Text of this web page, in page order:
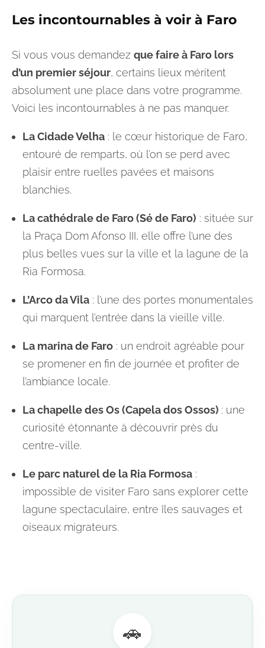
Les incontournables à voir à Faro
Si vous vous demandez que faire à Faro lors
d’un premier séjour, certains lieux méritent
absolument une place dans votre programme.
Voici les incontournables à ne pas manquer.
La Cidade Velha : le cœur historique de Faro,
entouré de remparts, où l’on se perd avec
plaisir entre ruelles pavées et maisons
blanchies.
La cathédrale de Faro (Sé de Faro) : située sur
la Praça Dom Afonso III, elle offre l’une des
plus belles vues sur la ville et la lagune de la
Ria Formosa.
L’Arco da Vila : l’une des portes monumentales
qui marquent l’entrée dans la vieille ville.
La marina de Faro : un endroit agréable pour
se promener en fin de journée et profiter de
l’ambiance locale.
La chapelle des Os (Capela dos Ossos) : une
curiosité étonnante à découvrir près du
centre-ville.
Le parc naturel de la Ria Formosa :
impossible de visiter Faro sans explorer cette
lagune spectaculaire, entre îles sauvages et
oiseaux migrateurs.
🚗